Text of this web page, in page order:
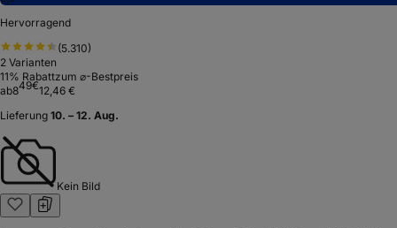
Hervorragend
(5.310)
2 Varianten
11% Rabattzum ⌀-Bestpreis
ab849€12,46 €
Lieferung 10. – 12. Aug.
Kein Bild